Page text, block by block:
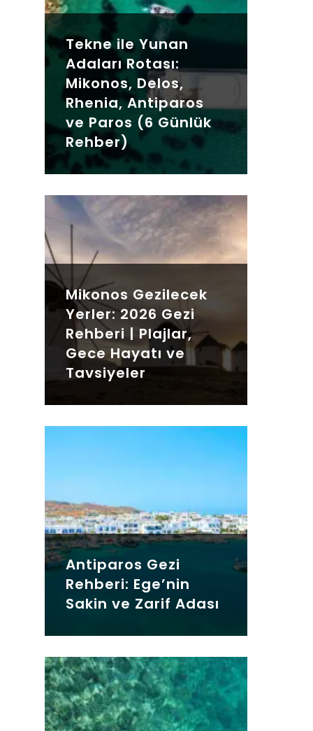
Tekne ile Yunan
Adaları Rotası:
Mikonos, Delos,
Rhenia, Antiparos
ve Paros (6 Günlük
Rehber)
Mikonos Gezilecek
Yerler: 2026 Gezi
Rehberi | Plajlar,
Gece Hayatı ve
Tavsiyeler
Antiparos Gezi
Rehberi: Ege’nin
Sakin ve Zarif Adası